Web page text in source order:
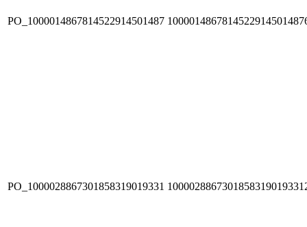
PO_1000014867814522914501487
PO_1000028867301858319019331